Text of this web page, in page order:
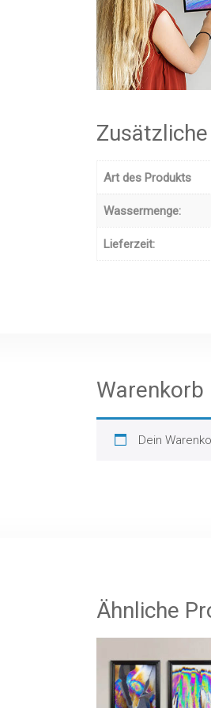
Art des Produkts
Wassermenge:
Lieferzeit:
Warenkorb
Dein
Ähnliche